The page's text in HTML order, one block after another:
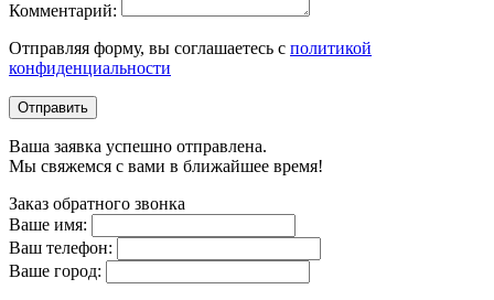
Комментарий:
Отправляя форму, вы соглашаетесь с политикой
конфиденциальности
Отправить
Ваша заявка успешно отправлена.
Мы свяжемся с вами в ближайшее время!
Заказ обратного звонка
Ваше имя:
Ваш телефон:
Ваше город: